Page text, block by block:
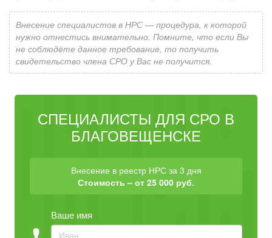
Внесение специалистов в НРС — процедура, к которой
нужно отнестись внимательно. Помните, что если Вы
не соблюдёте данное требование, то получить
свидетельство члена СРО у Вас не получится.
СПЕЦИАЛИСТЫ ДЛЯ СРО В
БЛАГОВЕЩЕНСКЕ
Внесение в реестр НРС за 3 дня
Стоимость – от 25 000 руб.
Ваше имя